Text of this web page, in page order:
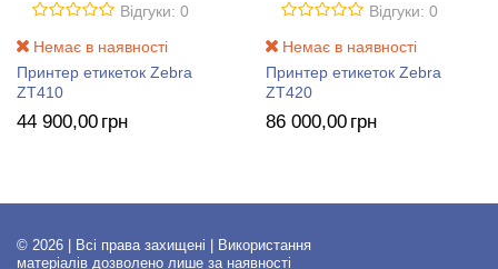
Відгуки: 0
Немає в наявності
Принтер етикеток Zebra
ZT410
44 900,00 грн
Відгуки: 0
Немає в наявності
Принтер етикеток Zebra
ZT420
86 000,00 грн
© 2026 | Всі права захищені | Використання
матеріалів дозволено лише за наявності